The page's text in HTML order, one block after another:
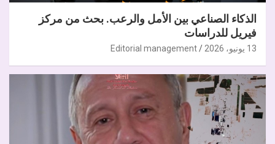
الذكاء الصناعي بين الأمل والرعب. بحث من مركز
فيريل للدراسات
13 يونيو، 2026 Editorial management